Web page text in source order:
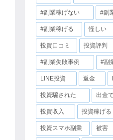
#副業稼げない #副
#副業稼げる 怪しい
投資口コミ 投資評判
#副業失敗事例 #副
LINE投資 返金
投資騙された 出金
投資収入 投資稼げる
投資スマホ副業 被害